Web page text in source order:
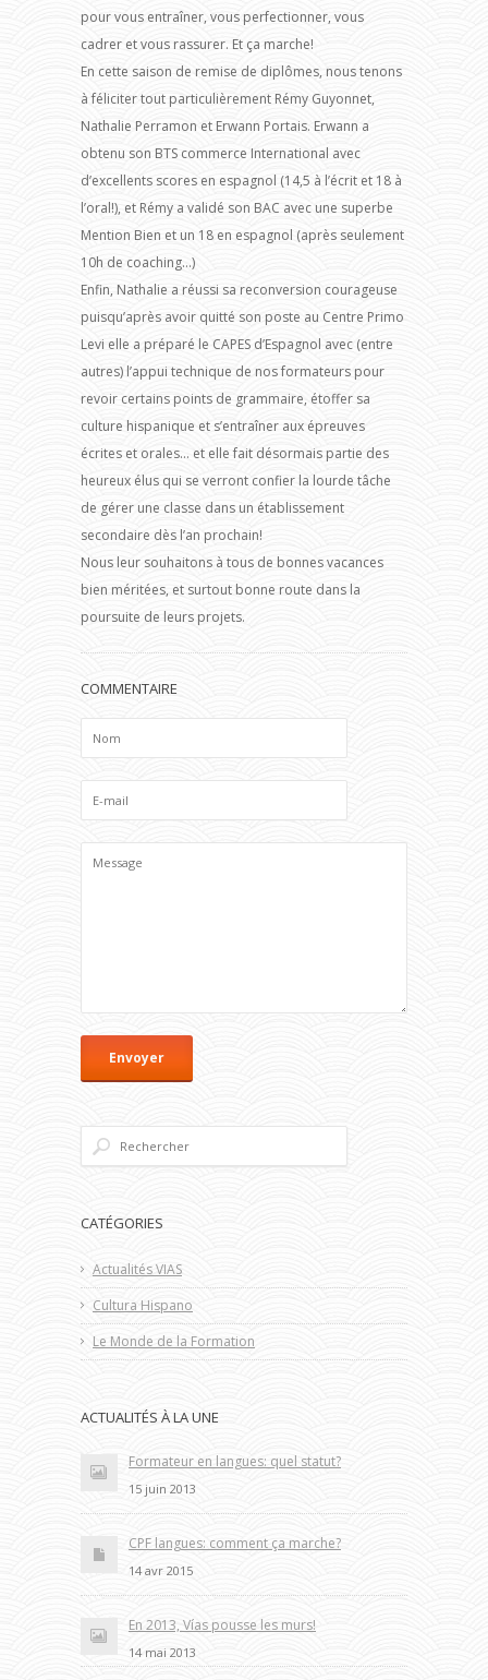
pour vous entraîner, vous perfectionner, vous
cadrer et vous rassurer. Et ça marche!
En cette saison de remise de diplômes, nous tenons
à féliciter tout particulièrement Rémy Guyonnet,
Nathalie Perramon et Erwann Portais. Erwann a
obtenu son BTS commerce International avec
d’excellents scores en espagnol (14,5 à l’écrit et 18 à
l’oral!), et Rémy a validé son BAC avec une superbe
Mention Bien et un 18 en espagnol (après seulement
10h de coaching…)
Enfin, Nathalie a réussi sa reconversion courageuse
puisqu’après avoir quitté son poste au Centre Primo
Levi elle a préparé le CAPES d’Espagnol avec (entre
autres) l’appui technique de nos formateurs pour
revoir certains points de grammaire, étoffer sa
culture hispanique et s’entraîner aux épreuves
écrites et orales… et elle fait désormais partie des
heureux élus qui se verront confier la lourde tâche
de gérer une classe dans un établissement
secondaire dès l’an prochain!
Nous leur souhaitons à tous de bonnes vacances
bien méritées, et surtout bonne route dans la
poursuite de leurs projets.
COMMENTAIRE
CATÉGORIES
Actualités VIAS
Cultura Hispano
Le Monde de la Formation
ACTUALITÉS À LA UNE
Formateur en langues: quel statut?
15 juin 2013
CPF langues: comment ça marche?
14 avr 2015
En 2013, Vías pousse les murs!
14 mai 2013